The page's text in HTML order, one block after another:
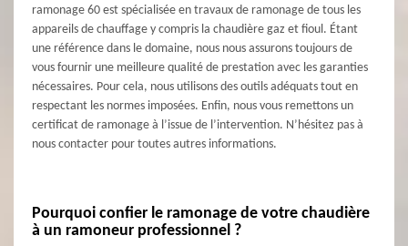
ramonage 60 est spécialisée en travaux de ramonage de tous les
appareils de chauffage y compris la chaudière gaz et fioul. Étant
une référence dans le domaine, nous nous assurons toujours de
vous fournir une meilleure qualité de prestation avec les garanties
nécessaires. Pour cela, nous utilisons des outils adéquats tout en
respectant les normes imposées. Enfin, nous vous remettons un
certificat de ramonage à l’issue de l’intervention. N’hésitez pas à
nous contacter pour toutes autres informations.
Pourquoi confier le ramonage de votre chaudière
à un ramoneur professionnel ?